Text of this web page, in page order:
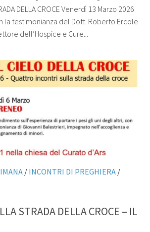
DELLA CROCE Venerdì 13 Marzo 2026
la testimonianza del Dott. Roberto Ercole
dell’Hospice e Cure...
/ INCONTRI DI PREGHIERA /
STRADA DELLA CROCE – IL